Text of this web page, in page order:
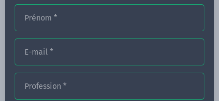
Prénom *
E-mail *
Profession *
CONGRÈS
ACTUALITÉS